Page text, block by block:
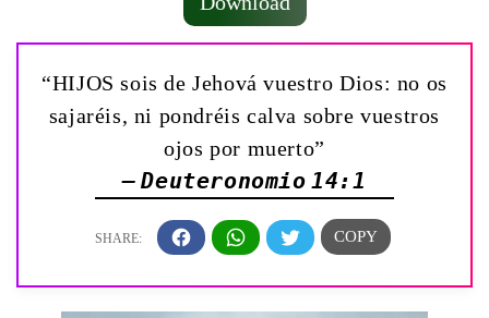
“HIJOS sois de Jehová vuestro Dios: no os
sajaréis, ni pondréis calva sobre vuestros
ojos por muerto”
— Deuteronomio 14:1